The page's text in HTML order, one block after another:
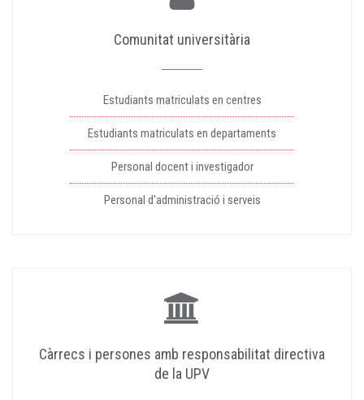
Comunitat universitària
Estudiants matriculats en centres
Estudiants matriculats en departaments
Personal docent i investigador
Personal d'administració i serveis
Càrrecs i persones amb responsabilitat directiva
de la UPV